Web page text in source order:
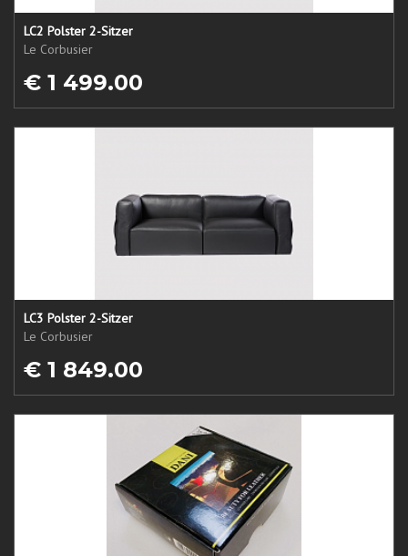
LC2 Polster 2-Sitzer
Le Corbusier
€ 1 499.00
LC3 Polster 2-Sitzer
Le Corbusier
€ 1 849.00